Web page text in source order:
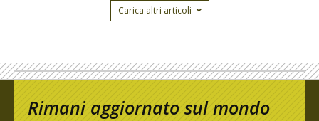
Carica altri articoli
Rimani aggiornato sul mondo